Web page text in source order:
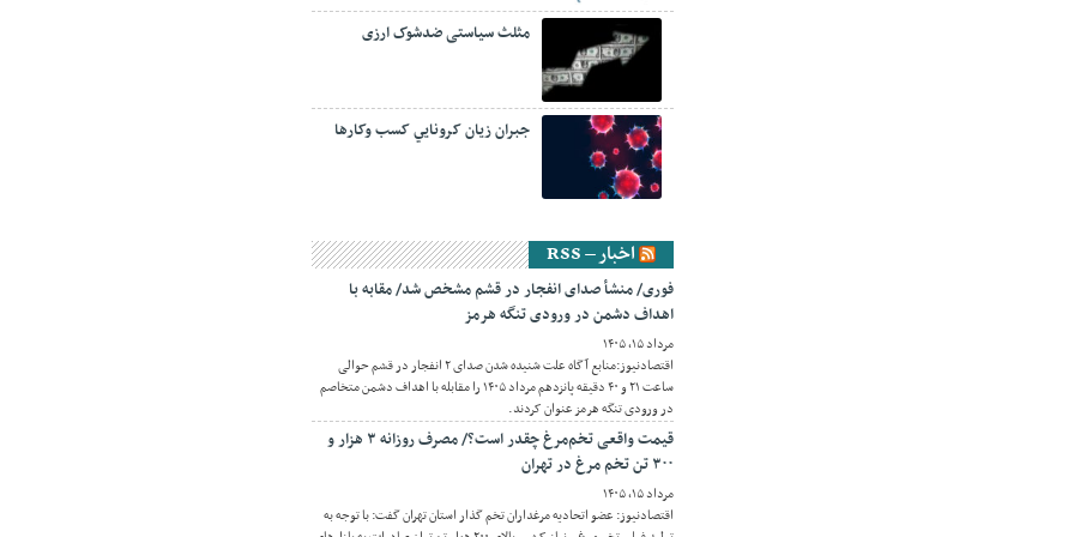
مثلث سیاستی ضدشوک ارزی
جبران زيان کرونايي کسب وکارها
اخبار – RSS
فوری/ منشأ صدای انفجار در قشم مشخص شد/ مقابه با
اهداف دشمن در ورودی تنگه هرمز
مرداد ۱۵, ۱۴۰۵
اقتصادنیوز:منابع آگاه علت شنیده شدن صدای ۲ انفجار در قشم حوالی
ساعت ۲۱ و ۴۰ دقیقه پانزدهم مرداد ۱۴۰۵ را مقابله با اهداف دشمن متخاصم
در ورودی تنگه هرمز عنوان کردند.
قیمت واقعی تخم‌مرغ چقدر است؟/ مصرف روزانه ۳ هزار و
۳۰۰ تن تخم مرغ در تهران
مرداد ۱۵, ۱۴۰۵
اقتصادنیوز: عضو اتحادیه مرغداران تخم گذار استان تهران گفت: با توجه به